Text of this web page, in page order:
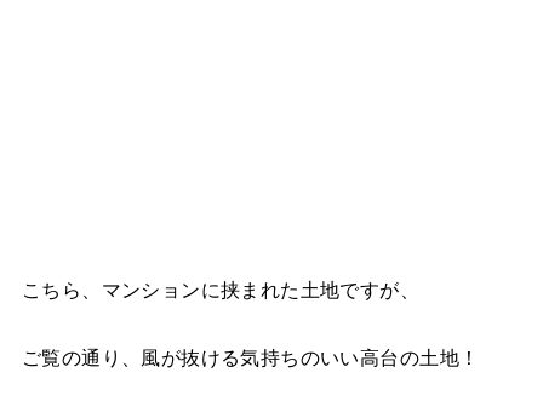
こちら、マンションに挟まれた土地ですが、
ご覧の通り、風が抜ける気持ちのいい高台の土地！